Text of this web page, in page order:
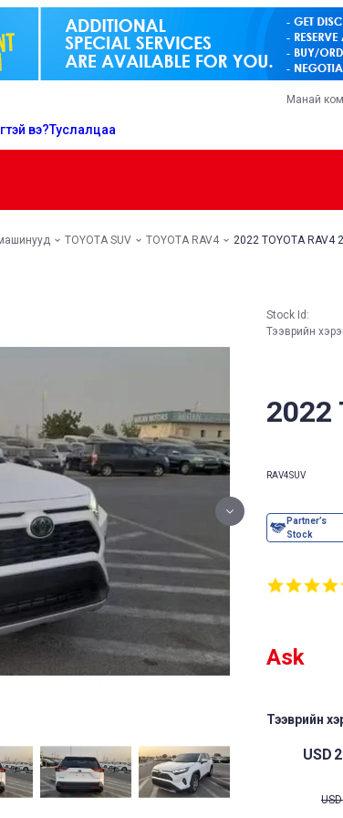
вэ?Туслалцаа
Манай
машинууд TOYOTA SUV TOYOTA RAV4 2022 TOYOTA RAV4
2022
RAV4SUV
Stock Id:
Тээврийн
Ask
Тээврийн
USD
USD